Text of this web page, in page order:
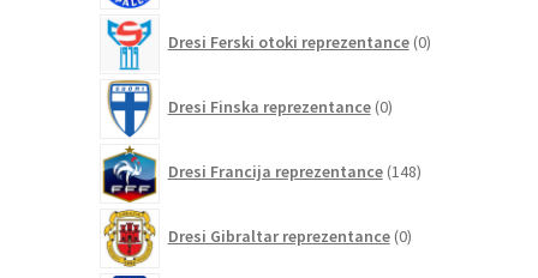
Dresi Ferski otoki reprezentance 0izdelkov
Dresi Finska reprezentance 0izdelkov
Dresi Francija reprezentance 148izdelkov
Dresi Gibraltar reprezentance 0izdelkov